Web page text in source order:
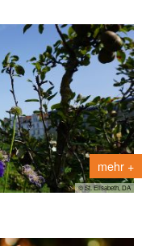
mehr +
© St. Elisabeth, DA